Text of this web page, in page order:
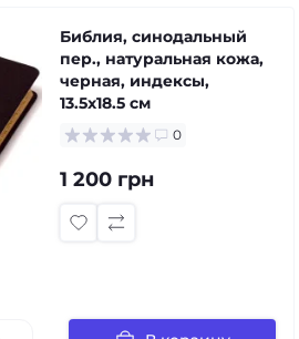
Библия, синодальный
пер., натуральная кожа,
черная, индексы,
13.5x18.5 см
0
1 200 грн